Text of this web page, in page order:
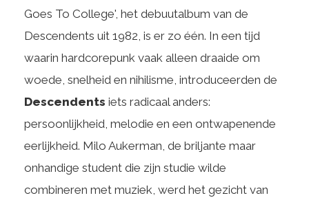
Goes To College', het debuutalbum van de
Descendents uit 1982, is er zo één. In een tijd
waarin hardcorepunk vaak alleen draaide om
woede, snelheid en nihilisme, introduceerden de
Descendents iets radicaal anders:
persoonlijkheid, melodie en een ontwapenende
eerlijkheid. Milo Aukerman, de briljante maar
onhandige student die zijn studie wilde
combineren met muziek, werd het gezicht van